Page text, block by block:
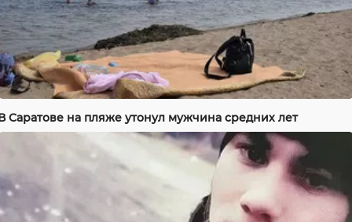
Саратове на пляже утонул мужчина средних лет